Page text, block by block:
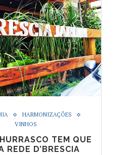
HARMONIZAÇÕES
VINHOS
TEM QUE
REDE D’BRESCIA